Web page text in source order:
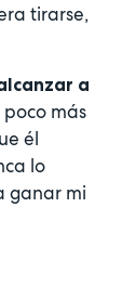
tirarse,
a
más
él
lo
ganar mi